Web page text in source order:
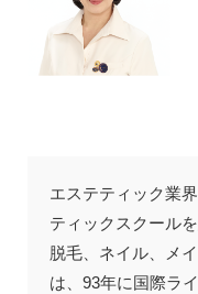
エステティック業
ティックスクール
脱毛、ネイル、メ
は、93年に国際ラ